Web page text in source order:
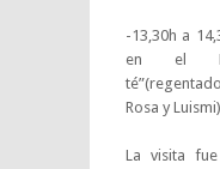
-13,30h a
en el
Rosa y Luismi)
La visita